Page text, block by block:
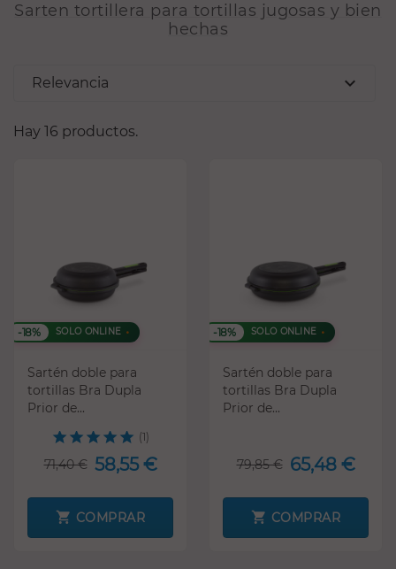
Sarten tortillera para tortillas jugosas y bien
hechas
Hay 16 productos.
Relevancia expand_more
-18% SOLO ONLINE
Sartén doble para
tortillas Bra Dupla
Prior de...
(1)
71,40 € 58,55 €
COMPRAR
-18% SOLO ONLINE
Sartén doble para
tortillas Bra Dupla
Prior de...
79,85 € 65,48 €
COMPRAR